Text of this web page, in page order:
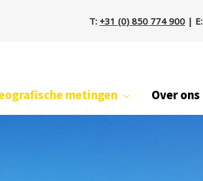
T: +31 (0) 850 774 900 | E:
metingen Over ons